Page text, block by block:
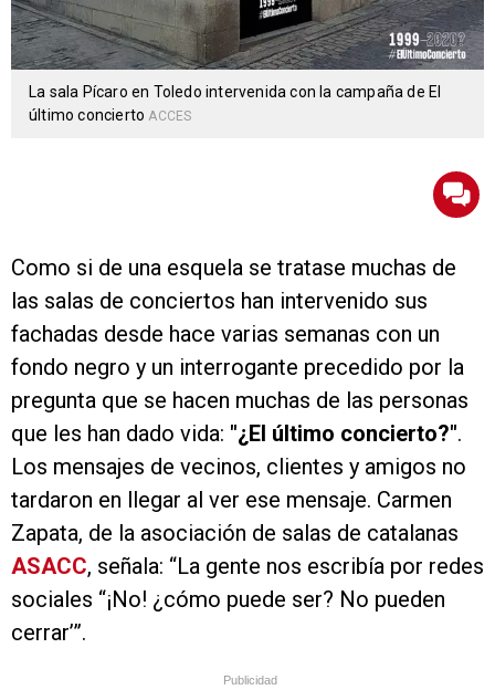
La sala Pícaro en Toledo intervenida con la campaña de El
último concierto ACCES
Como si de una esquela se tratase muchas de
las salas de conciertos han intervenido sus
fachadas desde hace varias semanas con un
fondo negro y un interrogante precedido por la
pregunta que se hacen muchas de las personas
que les han dado vida: "¿El último concierto?".
Los mensajes de vecinos, clientes y amigos no
tardaron en llegar al ver ese mensaje. Carmen
Zapata, de la asociación de salas de catalanas
ASACC, señala: “La gente nos escribía por redes
sociales “¡No! ¿cómo puede ser? No pueden
cerrar’”.
Publicidad